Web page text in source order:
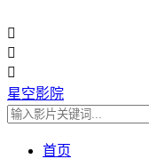



星空影院
首页